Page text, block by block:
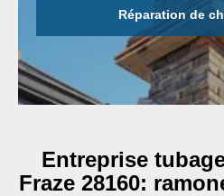
Réparation de
Entreprise
Fraze 28160: